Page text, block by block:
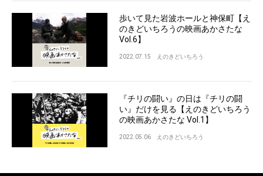
歩いて見た岩波ホールと神保町【え
のきどいちろうの映画あかさたな
Vol.6】
2022.07.15 えのきどいちろう
『チリの闘い』の日は『チリの闘
い』だけを見る【えのきどいちろう
の映画あかさたな Vol.1】
2022.05.06 えのきどいちろう